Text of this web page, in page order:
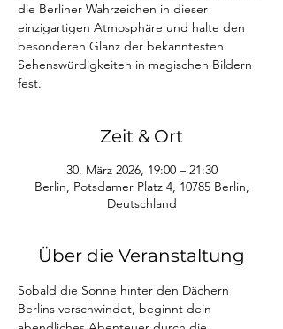
die Berliner Wahrzeichen in dieser
einzigartigen Atmosphäre und halte den
besonderen Glanz der bekanntesten
Sehenswürdigkeiten in magischen Bildern
fest.
Zeit & Ort
30. März 2026, 19:00 – 21:30
Berlin, Potsdamer Platz 4, 10785 Berlin,
Deutschland
Über die Veranstaltung
Sobald die Sonne hinter den Dächern
Berlins verschwindet, beginnt dein